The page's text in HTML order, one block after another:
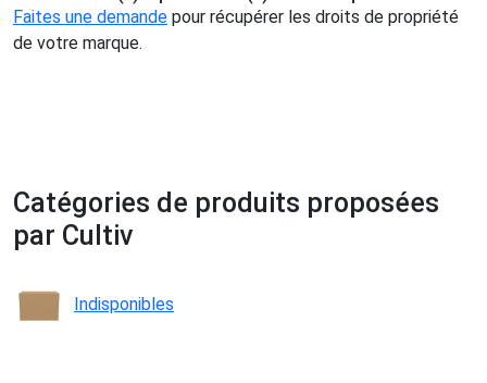
Faites une demande pour récupérer les droits de propriété
de votre marque.
Catégories de produits proposées
par Cultiv
Indisponibles